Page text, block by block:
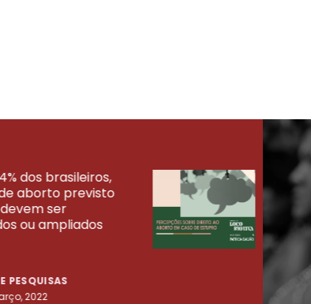
dos brasileiros,
aborto previsto
ser
ou ampliados
PESQUISAS
2022
23